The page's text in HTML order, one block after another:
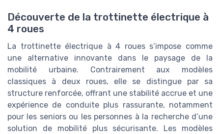
Découverte de la trottinette électrique à
4 roues
La trottinette électrique à 4 roues s’impose comme
une alternative innovante dans le paysage de la
mobilité urbaine. Contrairement aux modèles
classiques à deux roues, elle se distingue par sa
structure renforcée, offrant une stabilité accrue et une
expérience de conduite plus rassurante, notamment
pour les seniors ou les personnes à la recherche d’une
solution de mobilité plus sécurisante. Les modèles